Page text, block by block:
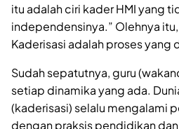
itu adalah ciri kader HMI yang
independensinya.” Olehnya
Kaderisasi adalah proses yang
Sudah sepatutnya, guru
setiap dinamika yang ada.
(kaderisasi) selalu mengalami
dengan praksis pendidikan